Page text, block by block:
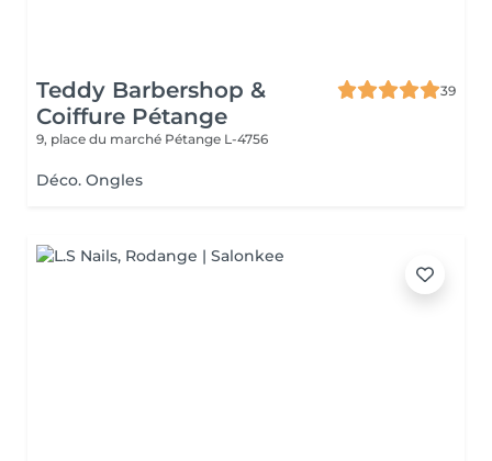
Teddy Barbershop &
Coiffure Pétange
39
9, place du marché Pétange L-4756
Déco. Ongles